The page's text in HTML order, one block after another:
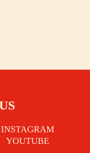
INSTAGRAM
YOUTUBE